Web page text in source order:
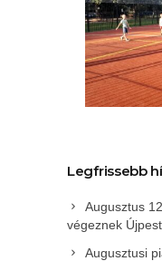
Legfrissebb
Augusztus
végeznek
Augusztusi